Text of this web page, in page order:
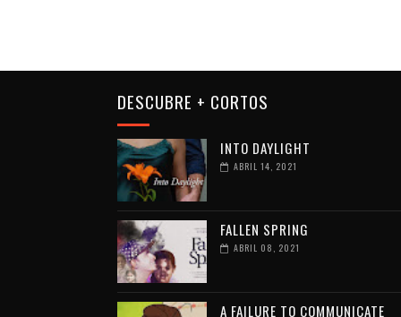
DESCUBRE + CORTOS
INTO DAYLIGHT
ABRIL 14, 2021
FALLEN SPRING
ABRIL 08, 2021
A FAILURE TO COMMUNICATE